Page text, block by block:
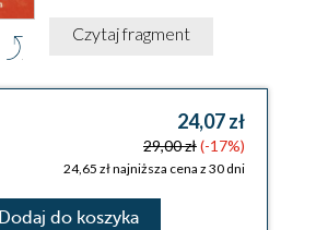
Czytaj fragment
24,07 zł
29,00 zł(-17%)
24,65 zł najniższa cena z 30 dni
Dodaj do koszyka